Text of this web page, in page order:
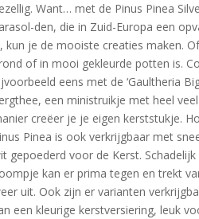
Want… met de Pinus Pinea
den, die in Zuid-Europa een
kun je de mooiste creaties maken.
of in mooi gekleurde potten is.
eens met de ‘Gaultheria
een ministruikje met heel
creëer je je eigen kerststukje.
Pinea is ook verkrijgbaar met
gepoederd voor de Kerst.
kan er prima tegen en trekt
uit. Ook zijn er varianten
een kleurige kerstversiering, leuk